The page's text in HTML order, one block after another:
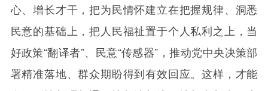
心、增长才干，把为民情怀建立在把握规律、洞悉
民意的基础上，把人民福祉置于个人私利之上，当
好政策“翻译者”、民意“传感器”，推动党中央决策部
署精准落地、群众期盼得到有效回应。这样，才能